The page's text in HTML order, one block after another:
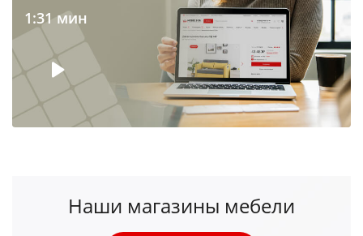
1:31 мин
Наши магазины мебели